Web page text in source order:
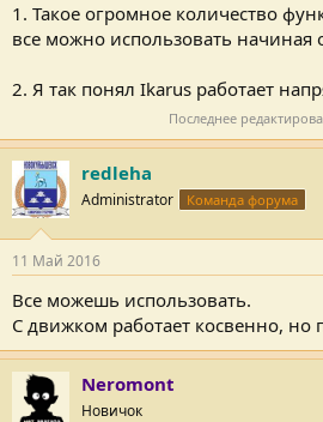
1. Такое огромное количество
все можно использовать начиная
2. Я так понял Ikarus работает
Последнее
redleha
Administrator Команда форума
11 Май 2016
Все можешь использовать.
С движком работает косвенно, но
Neromont
Новичок